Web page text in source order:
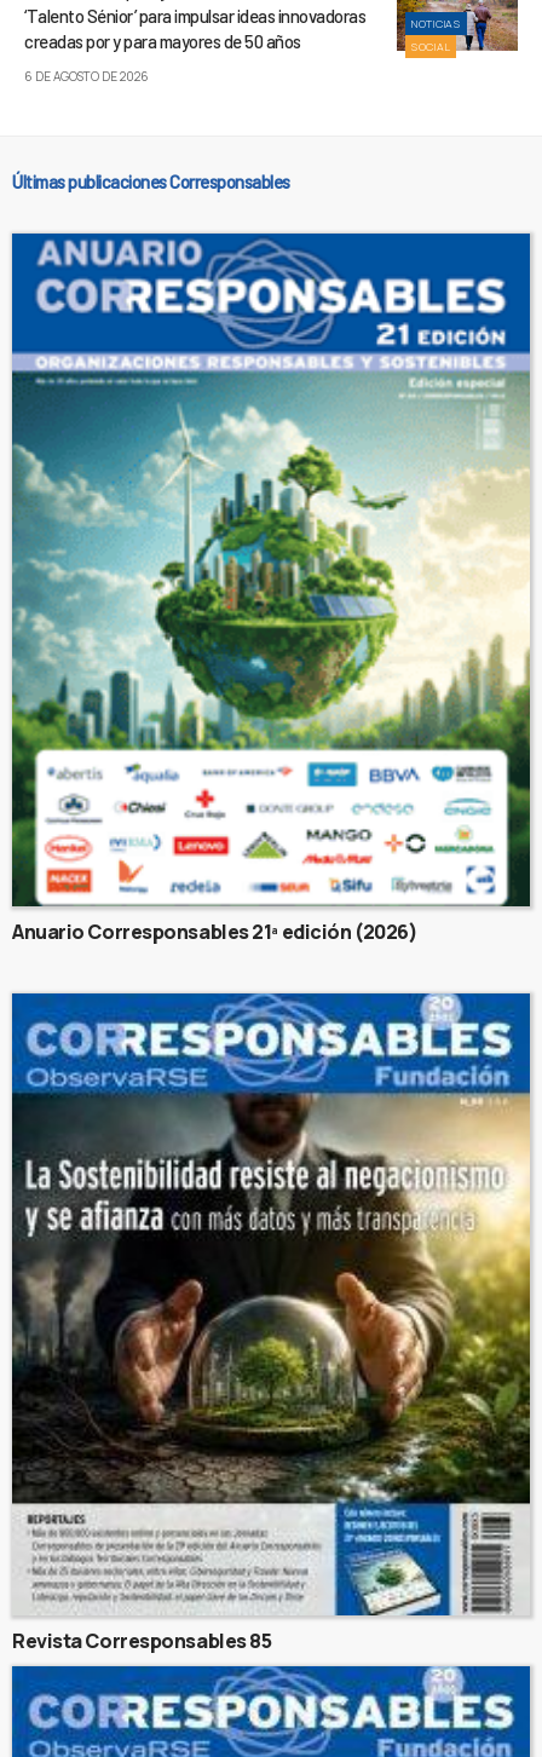
NOTICIAS
SOCIAL
‘Talento Sénior’ para impulsar ideas innovadoras
creadas por y para mayores de 50 años
6 DE AGOSTO DE 2026
Últimas publicaciones Corresponsables
Anuario Corresponsables 21ª edición (2026)
Revista Corresponsables 85